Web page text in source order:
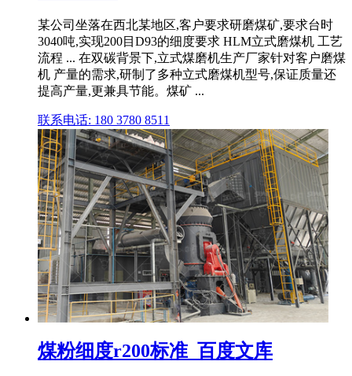
某公司坐落在西北某地区,客户要求研磨煤矿,要求台时
3040吨,实现200目D93的细度要求 HLM立式磨煤机 工艺
流程 ... 在双碳背景下,立式煤磨机生产厂家针对客户磨煤
机 产量的需求,研制了多种立式磨煤机型号,保证质量还
提高产量,更兼具节能。煤矿 ...
联系电话: 180 3780 8511
煤粉细度r200标准_百度文库